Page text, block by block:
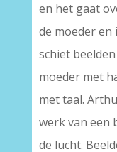
en het gaat
de moeder en
schiet
moeder met
met taal.
werk van een
de lucht.